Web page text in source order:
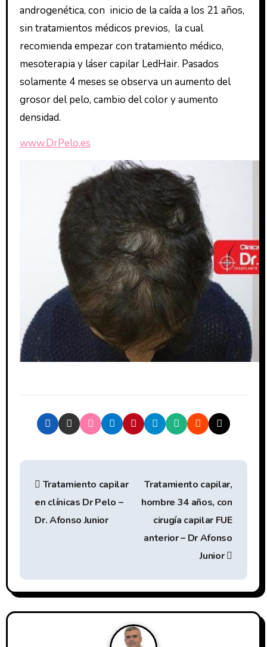
androgenética, con inicio de la caída a los 21 años,
sin tratamientos médicos previos, la cual
recomienda empezar con tratamiento médico,
mesoterapia y láser capilar LedHair. Pasados
solamente 4 meses se observa un aumento del
grosor del pelo, cambio del color y aumento
densidad.
www.DrPelo.es
N
g
a
c
Tratamiento capilar
en clínicas Dr Pelo –
Dr. Afonso Junior
Tratamiento capilar,
hombre 34 años, con
cirugía capilar FUE
anterior – Dr Afonso
Junior